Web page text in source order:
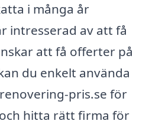
i många år
intresserad av att få
att få offerter på
du enkelt använda
pris.se för
hitta rätt firma för